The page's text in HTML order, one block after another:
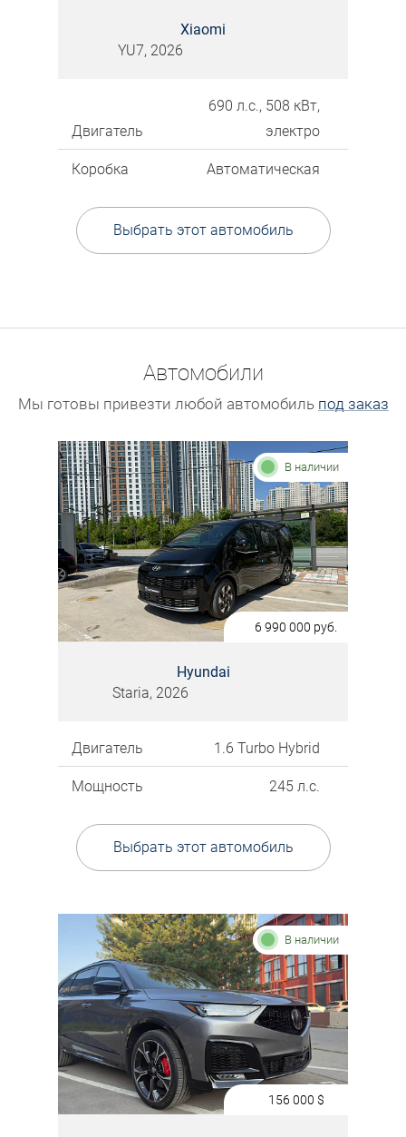
Xiaomi
YU7, 2026
Двигатель
690 л.с., 508 кВт,
электро
Коробка Автоматическая
Выбрать этот автомобиль
Автомобили
Мы готовы привезти любой автомобиль под заказ
В наличии
Hyundai
Staria, 2026
6 990 000 руб.
Двигатель 1.6 Turbo Hybrid
Мощность 245 л.с.
Выбрать этот автомобиль
В наличии
156 000 $